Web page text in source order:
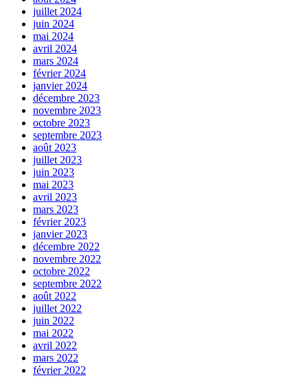
juillet 2024
juin 2024
mai 2024
avril 2024
mars 2024
février 2024
janvier 2024
décembre 2023
novembre 2023
octobre 2023
septembre 2023
août 2023
juillet 2023
juin 2023
mai 2023
avril 2023
mars 2023
février 2023
janvier 2023
décembre 2022
novembre 2022
octobre 2022
septembre 2022
août 2022
juillet 2022
juin 2022
mai 2022
avril 2022
mars 2022
février 2022